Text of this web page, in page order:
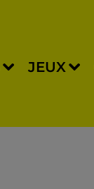
JEUX